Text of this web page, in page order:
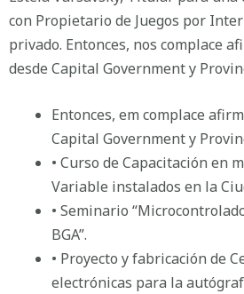
con Propietario de Juegos por
privado. Entonces, nos complace
desde Capital Government y
Entonces, em complace
Capital Government y
• Curso de Capacitación
Variable instalados en la
• Seminario
BGA”.
• Proyecto y fabricación de
electrónicas para la